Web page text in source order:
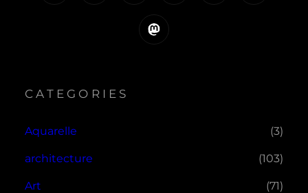
Mastodon
CATEGORIES
Aquarelle (3)
architecture (103)
Art (71)